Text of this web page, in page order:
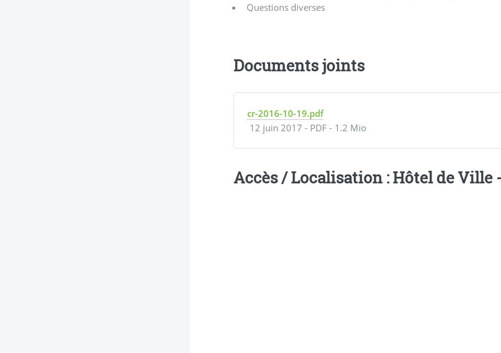
Questions diverses
Documents joints
cr-2016-10-19.pdf
12 juin 2017 - PDF - 1.2 Mio
Accès / Localisation : Hôtel de Ville